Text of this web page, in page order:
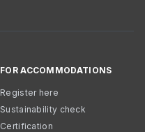
FOR ACCOMMODATIONS
Register here
Sustainability check
Certification